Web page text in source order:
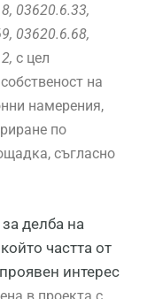
03620.6.33,
03620.6.68,
с цел
на
намерения,
по
съгласно
делба на
частта от
интерес